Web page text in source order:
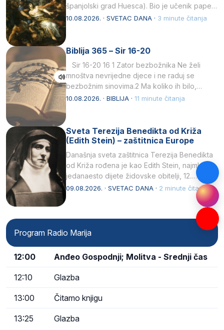
španjolski grad Huesca). Bio je učenik pape…
10.08.2026. · SVETAC DANA · 3 minute čitanja
Biblija 365 – Sir 16-20
Sir 16-20 16 1 Zator bezbožnika Ne želi
mnoštva nevrijedne djece i ne raduj se
bezbožnim sinovima.2 Ma koliko ih bilo,…
10.08.2026. · BIBLIJA · 11 minute čitanja
Sveta Terezija Benedikta od Križa
(Edith Stein) – zaštitnica Europe
Današnja sveta zaštitnica Terezija Benedikta
od Križa rođena je kao Edith Stein, najmlađe,
jedanaesto dijete židovske obitelji, 12.
listopada 1891, u Wrocławu…
09.08.2026. · SVETAC DANA · 2 minute čitanja
Program Radio Marija
12:00 Anđeo Gospodnji; Molitva - Srednji čas
12:10 Glazba
13:00 Čitamo knjigu
13:25 Glazba